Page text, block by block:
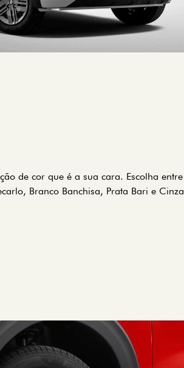
de cor que é a sua cara. Escolha entre
Branco Banchisa, Prata Bari e Cinza